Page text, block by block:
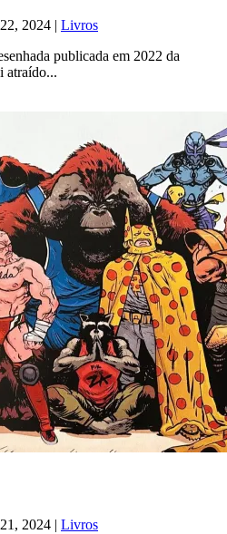
2024 | Livros
publicada em 2022 da
atraído...
2024 | Livros